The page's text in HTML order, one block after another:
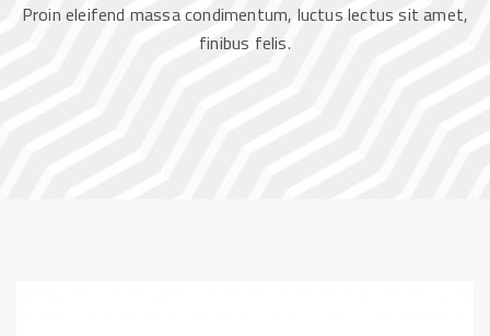
Proin eleifend massa condimentum, luctus lectus sit amet,
finibus felis.